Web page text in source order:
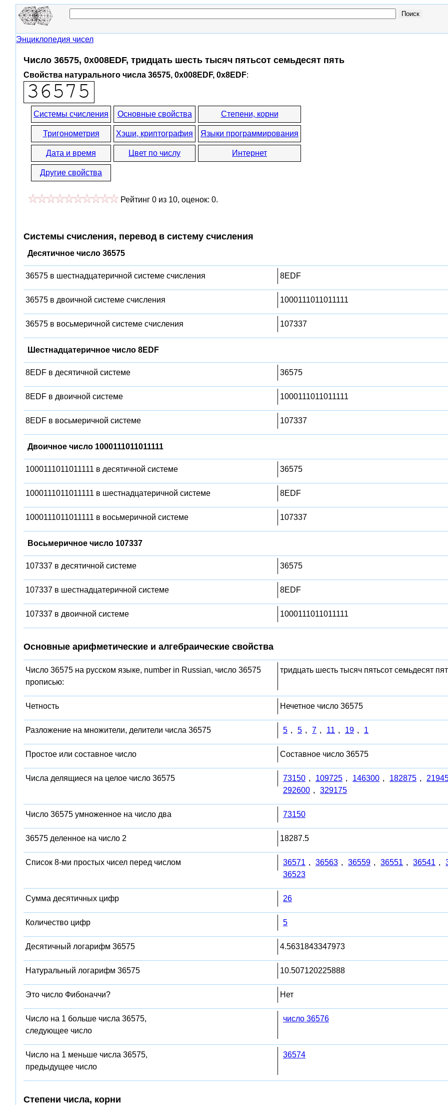
Энциклопедия чисел
Число 36575, 0x008EDF, тридцать шесть тысяч пятьсот семьдесят пять
Свойства натурального числа 36575, 0x008EDF, 0x8EDF:
Системы счисления Основные свойства Степени, корни
Тригонометрия Хэши, криптография Языки программирования
Дата и время Цвет по числу Интернет
Другие свойства
Рейтинг 0 из 10, оценок: 0.
Системы счисления, перевод в систему счисления
Десятичное число 36575
36575 в шестнадцатеричной системе счисления 8EDF
36575 в двоичной системе счисления 1000111011011111
36575 в восьмеричной системе счисления 107337
Шестнадцатеричное число 8EDF
8EDF в десятичной системе 36575
8EDF в двоичной системе 1000111011011111
8EDF в восьмеричной системе 107337
Двоичное число 1000111011011111
1000111011011111 в десятичной системе 36575
1000111011011111 в шестнадцатеричной системе 8EDF
1000111011011111 в восьмеричной системе 107337
Восьмеричное число 107337
107337 в десятичной системе 36575
107337 в шестнадцатеричной системе 8EDF
107337 в двоичной системе 1000111011011111
Основные арифметические и алгебраические свойства
Число 36575 на русском языке, number in Russian, число 36575
прописью:
тридцать шесть тысяч пятьсот семьдесят
Четность Нечетное число 36575
Разложение на множители, делители числа 36575 5 , 5 , 7 , 11 , 19 , 1
Простое или составное число Составное число 36575
Числа делящиеся на целое число 36575 73150 , 109725 , 146300 , 182875 ,
292600 , 329175
Число 36575 умноженное на число два 73150
36575 деленное на число 2 18287.5
Список 8-ми простых чисел перед числом 36571 , 36563 , 36559 , 36551 , 36541 ,
36523
Сумма десятичных цифр 26
Количество цифр 5
Десятичный логарифм 36575 4.5631843347973
Натуральный логарифм 36575 10.507120225888
Это число Фибоначчи? Нет
Число на 1 больше числа 36575,
следующее число
число 36576
Число на 1 меньше числа 36575,
предыдущее число
36574
Степени числа, корни